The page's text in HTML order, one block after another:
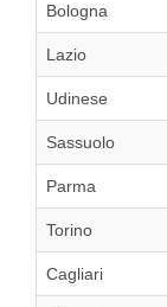
Bologna
Lazio
Udinese
Sassuolo
Parma
Torino
Cagliari